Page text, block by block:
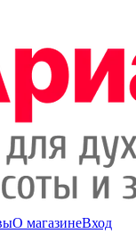
О магазинеВход